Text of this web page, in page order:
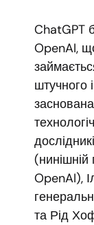
ChatGPT
OpenAI,
штучного
OpenAI),
та Рід